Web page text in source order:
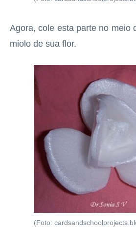
Agora, cole esta parte no meio
miolo de sua flor.
(Foto: